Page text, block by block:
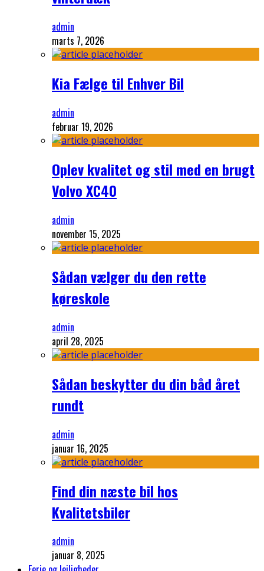
admin
marts 7, 2026
Kia Fælge til Enhver Bil
admin
februar 19, 2026
Oplev kvalitet og stil med en brugt
Volvo XC40
admin
november 15, 2025
Sådan vælger du den rette
køreskole
admin
april 28, 2025
Sådan beskytter du din båd året
rundt
admin
januar 16, 2025
Find din næste bil hos
Kvalitetsbiler
admin
januar 8, 2025